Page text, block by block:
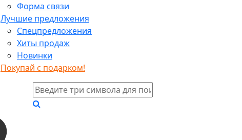
Форма связи
Лучшие предложения
Спецпредложения
Хиты продаж
Новинки
Покупай с подарком!